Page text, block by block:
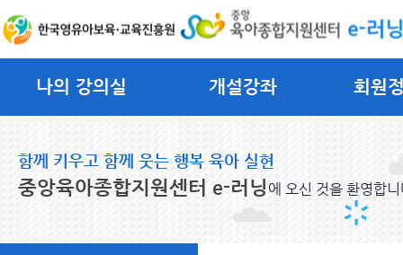
나의 강의실 개설강좌 회원
함께 키우고 함께 웃는 행복 육아 실현
중앙육아종합지원센터 e-러닝 에 오신 것을 환영합